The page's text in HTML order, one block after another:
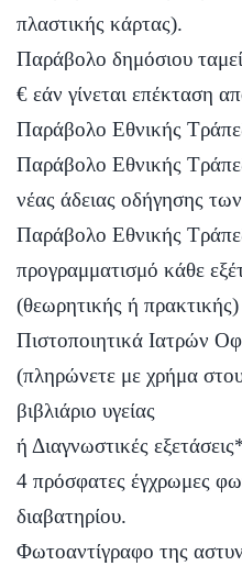
πλαστικής κάρτας).
Παράβολο δημόσιου
€ εάν γίνεται επέκταση
Παράβολο Εθνικής
Παράβολο Εθνικής
νέας άδειας οδήγησης
Παράβολο Εθνικής
προγραμματισμό κάθε
(θεωρητικής ή πρακτικής)
Πιστοποιητικά Ιατρών
(πληρώνετε με χρήμα
βιβλιάριο υγείας
ή Διαγνωστικές
4 πρόσφατες έγχρωμες
διαβατηρίου.
Φωτοαντίγραφο της